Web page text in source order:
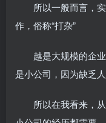
所以一般而言，
作，俗称“打杂”
越是大规模的企
是小公司，因为缺乏
所以在我看来，